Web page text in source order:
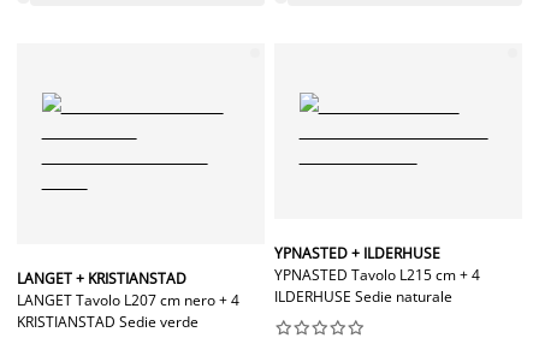
LANGET + KRISTIANSTAD
LANGET Tavolo L207 cm nero + 4
KRISTIANSTAD Sedie verde
YPNASTED + ILDERHUSE
YPNASTED Tavolo L215 cm + 4
ILDERHUSE Sedie naturale





